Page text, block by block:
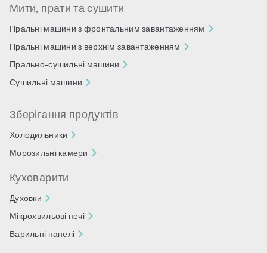
Мити, прати та сушити
Пральні машини з фронтальним завантаженням
Пральні машини з верхнім завантаженням
Прально-сушильні машини
Сушильні машини
Зберігання продуктів
Холодильники
Морозильні камери
Куховарити
Духовки
Мікрохвильові печі
Варильні панелі